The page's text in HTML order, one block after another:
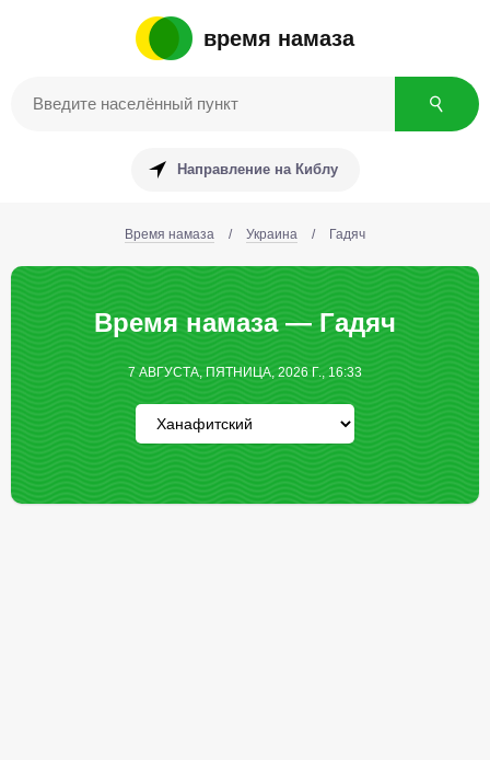
время намаза
Направление на Киблу
Время намаза / Украина / Гадяч
Время намаза — Гадяч
7 АВГУСТА, ПЯТНИЦА, 2026 Г., 16:33